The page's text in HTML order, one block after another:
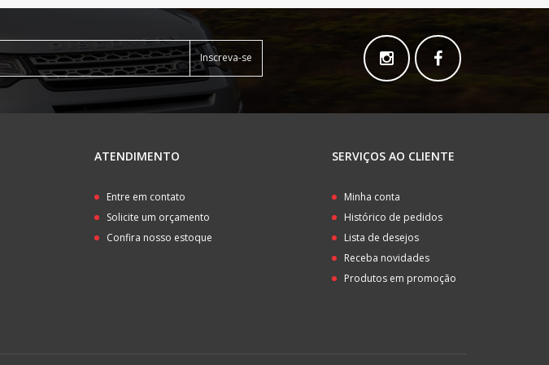
Inscreva-se
ATENDIMENTO
Entre em contato
Solicite um orçamento
Confira nosso estoque
SERVIÇOS AO CLIENTE
Minha conta
Histórico de pedidos
Lista de desejos
Receba novidades
Produtos em promoção